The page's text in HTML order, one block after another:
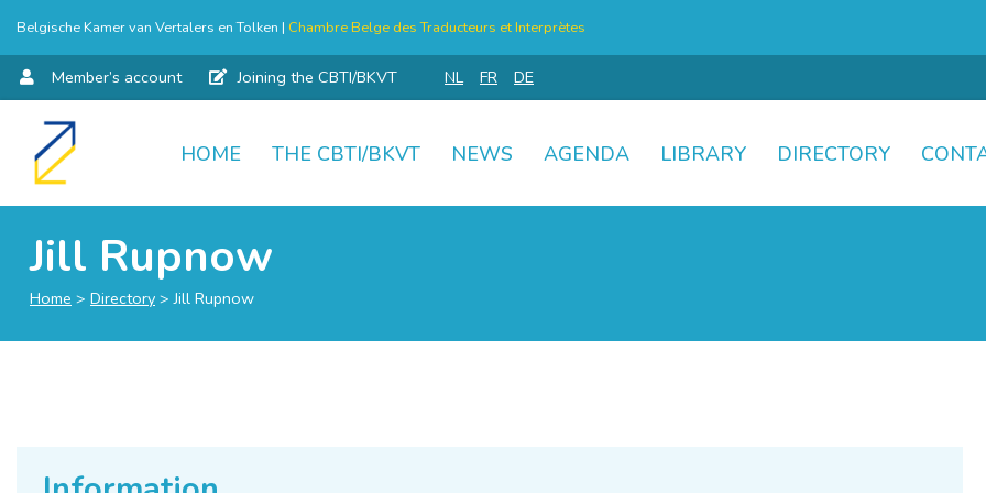
Belgische Kamer van Vertalers en Tolken | Chambre Belge des Traducteurs et Interprètes
Member’s account Joining the CBTI/BKVT NL FR DE
Skip
HOME THE CBTI/BKVT NEWS AGENDA LIBRARY DIRECTORY
Jill Rupnow
Home > Directory >Jill Rupnow